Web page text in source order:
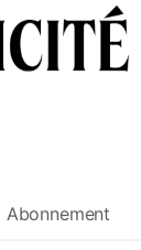
Abonnement